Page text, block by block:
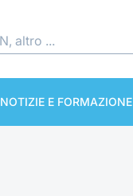
NOTIZIE E FORMAZIONE